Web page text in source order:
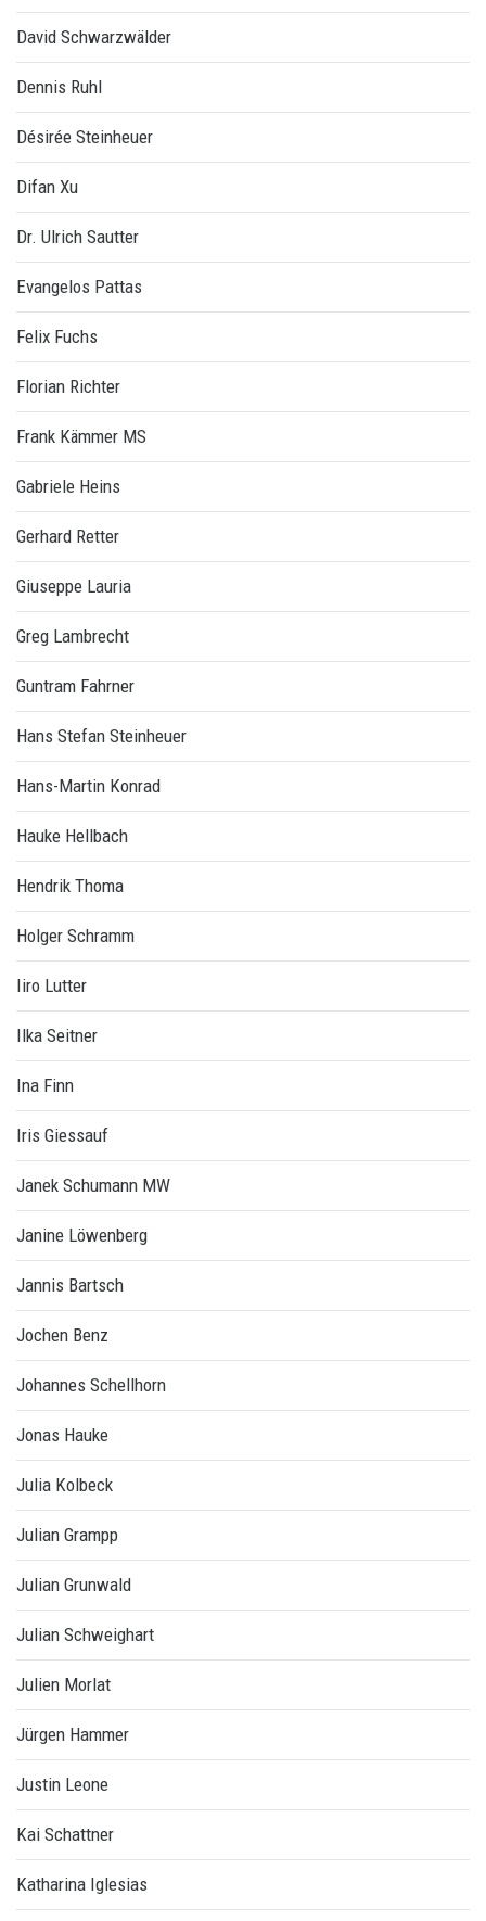
David Schwarzwälder
Dennis Ruhl
Désirée Steinheuer
Difan Xu
Dr. Ulrich Sautter
Evangelos Pattas
Felix Fuchs
Florian Richter
Frank Kämmer MS
Gabriele Heins
Gerhard Retter
Giuseppe Lauria
Greg Lambrecht
Guntram Fahrner
Hans Stefan Steinheuer
Hans-Martin Konrad
Hauke Hellbach
Hendrik Thoma
Holger Schramm
Iiro Lutter
Ilka Seitner
Ina Finn
Iris Giessauf
Janek Schumann MW
Janine Löwenberg
Jannis Bartsch
Jochen Benz
Johannes Schellhorn
Jonas Hauke
Julia Kolbeck
Julian Grampp
Julian Grunwald
Julian Schweighart
Julien Morlat
Jürgen Hammer
Justin Leone
Kai Schattner
Katharina Iglesias